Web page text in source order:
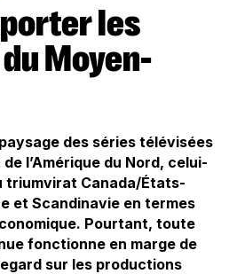
Moyen-
des séries télévisées
l’Amérique du Nord, celui-
triumvirat Canada/États-
et Scandinavie en termes
Pourtant, toute
fonctionne en marge de
sur les productions